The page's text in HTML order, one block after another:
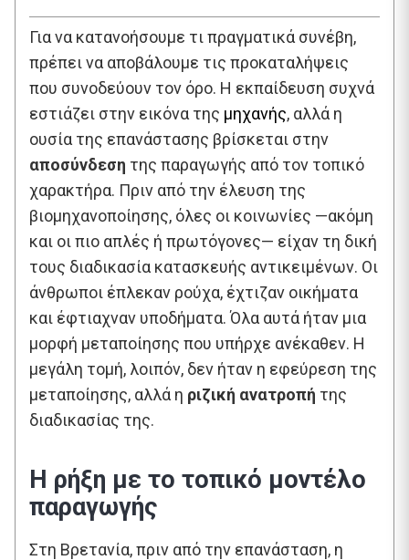
Για να κατανοήσουμε τι πραγματικά συνέβη,
πρέπει να αποβάλουμε τις προκαταλήψεις
που συνοδεύουν τον όρο. Η εκπαίδευση συχνά
εστιάζει στην εικόνα της μηχανής, αλλά η
ουσία της επανάστασης βρίσκεται στην
αποσύνδεση της παραγωγής από τον τοπικό
χαρακτήρα. Πριν από την έλευση της
βιομηχανοποίησης, όλες οι κοινωνίες —ακόμη
και οι πιο απλές ή πρωτόγονες— είχαν τη δική
τους διαδικασία κατασκευής αντικειμένων. Οι
άνθρωποι έπλεκαν ρούχα, έχτιζαν οικήματα
και έφτιαχναν υποδήματα. Όλα αυτά ήταν μια
μορφή μεταποίησης που υπήρχε ανέκαθεν. Η
μεγάλη τομή, λοιπόν, δεν ήταν η εφεύρεση της
μεταποίησης, αλλά η ριζική ανατροπή της
διαδικασίας της.
Η ρήξη με το τοπικό μοντέλο
παραγωγής
Στη Βρετανία, πριν από την επανάσταση, η